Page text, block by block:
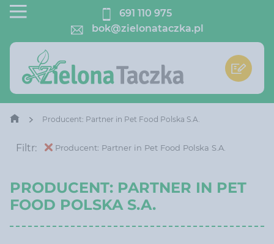
691 110 975
bok@zielonataczka.pl
Producent: Partner in Pet Food Polska S.A.
Filtr: Producent: Partner in Pet Food Polska S.A.
PRODUCENT: PARTNER IN PET
FOOD POLSKA S.A.